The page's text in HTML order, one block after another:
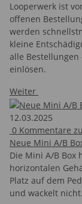
Looperwerk ist
offenen
werden
kleine
alle Bestellungen
einlösen.
Weiter
12.03.2025
0 Kommentare
Neue Mini A/B
Die Mini A/B Box
horizontalen
Platz auf dem
und wackelt nicht.